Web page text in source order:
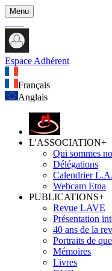
Menu
Espace Adhérent
Français
Anglais
L'ASSOCIATION+
Qui sommes
Délégations
Calendrier
Webcam Etna
PUBLICATIONS+
Revue LAVE
Présentation
40 ans de la
Portraits de
Mémoires
Livres